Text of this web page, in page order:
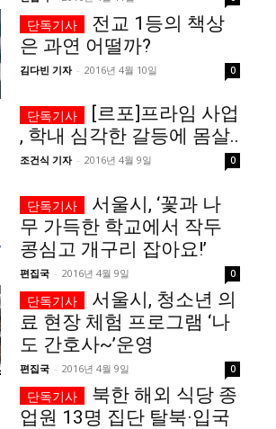
서비스
이니셔티브
커리어
저널리즘 바이브
출판서비스
서비스
스위프트 하이브
오픈미트
서비스
이니셔티브
커리어
저널리즘 바이브
출판서비스
서비스
스위프트 하이브
오픈미트
리, 수완뉴스가 잘 하는 일입니다.
전교 1등의 책상
은 과연 어떨까?
김다빈 기자 - 2016년 4월 10일 0
[르포]프라임 사업
, 학내 심각한 갈등에 몸살..
조건식 기자 - 2016년 4월 9일 0
서울시, ‘꽃과 나
무 가득한 학교에서 작두
콩심고 개구리 잡아요!’
편집국 - 2016년 4월 9일 0
서울시, 청소년 의
료 현장 체험 프로그램 ‘나
도 간호사~’운영
편집국 - 2016년 4월 9일 0
북한 해외 식당 종
업원 13명 집단 탈북·입국